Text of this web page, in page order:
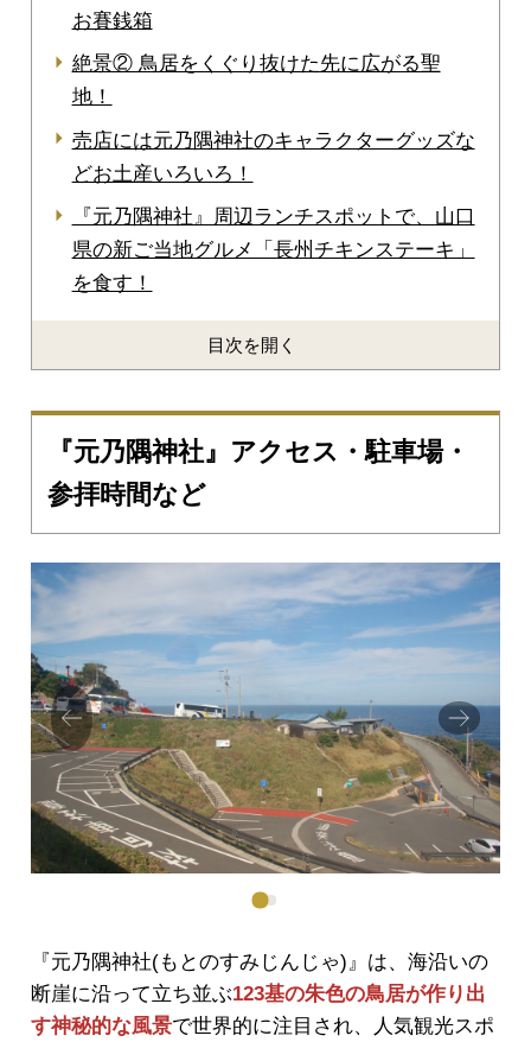
お賽銭箱
絶景② 鳥居をくぐり抜けた先に広がる聖
地！
売店には元乃隅神社のキャラクターグッズな
どお土産いろいろ！
『元乃隅神社』周辺ランチスポットで、山口
県の新ご当地グルメ「長州チキンステーキ」
を食す！
目次を開く
『元乃隅神社』アクセス・駐車場・
参拝時間など
Prev
ious
Next
『元乃隅神社(もとのすみじんじゃ)』は、海沿いの
断崖に沿って立ち並ぶ123基の朱色の鳥居が作り出
す神秘的な風景で世界的に注目され、人気観光スポ